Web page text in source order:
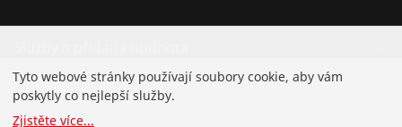
Know-how
Tyto webové stránky používají soubory cookie, aby vám
poskytly co nejlepší služby.
Zjistěte více...